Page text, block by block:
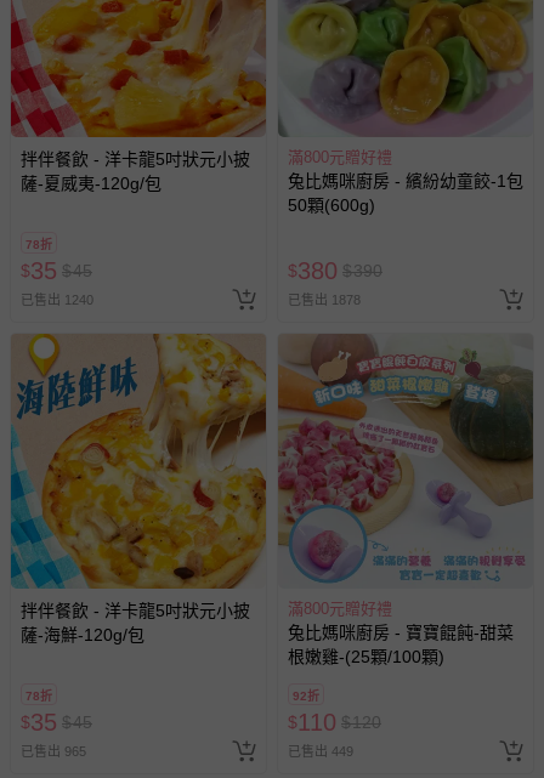
拌伴餐飲 - 洋卡龍5吋狀元小披
薩-夏威夷-120g/包
78折
$35 $45
已售出 1240
滿800元贈好禮
兔比媽咪廚房 - 繽紛幼童餃-1包
50顆(600g)
$380 $390
已售出 1878
拌伴餐飲 - 洋卡龍5吋狀元小披
薩-海鮮-120g/包
78折
$35 $45
已售出 965
滿800元贈好禮
兔比媽咪廚房 - 寶寶餛飩-甜菜
根嫩雞-(25顆/100顆)
92折
$110 $120
已售出 449